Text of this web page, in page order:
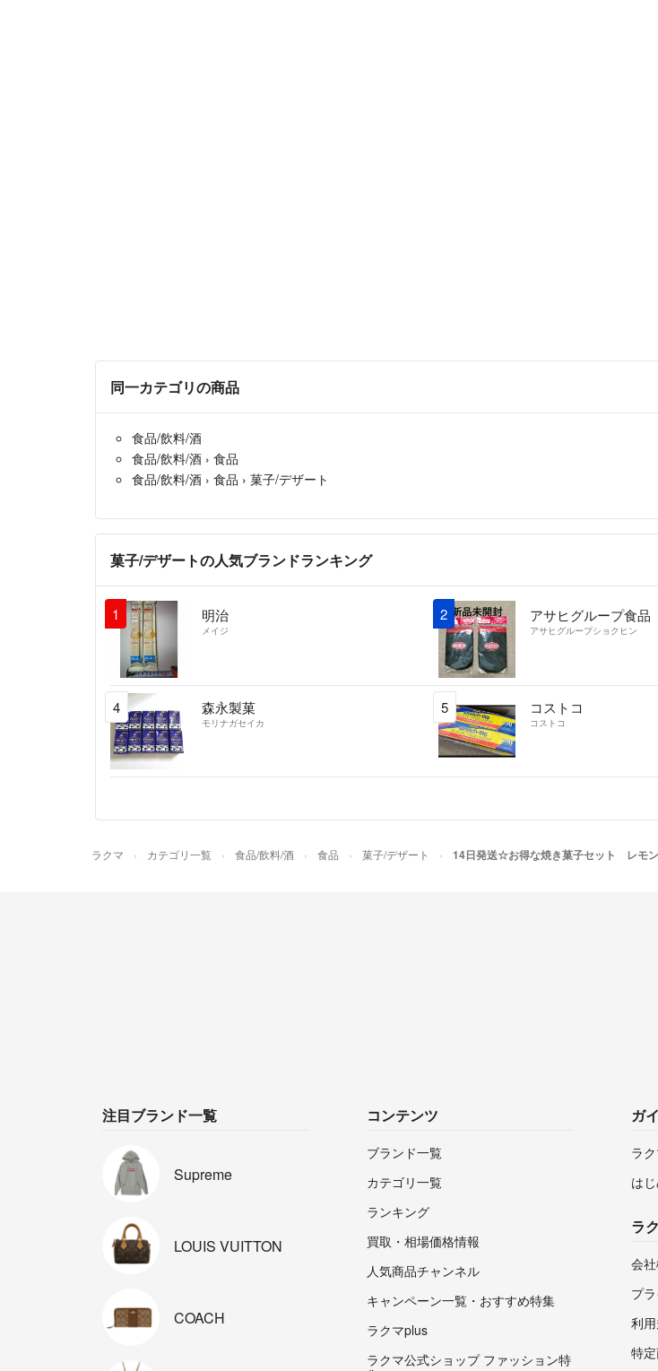
同一カテゴリの商品
食品/飲料/酒
食品/飲料/酒 › 食品
食品/飲料/酒 › 食品 › 菓子/デザート
菓子/デザートの人気ブランドランキング
1 明治
メイジ
2 アサヒグループ食品
アサヒグループショクヒン
4 森永製菓
モリナガセイカ
5 コストコ
コストコ
ラクマ カテゴリ一覧 食品/飲料/酒 食品 菓子/デザート 14日発送☆お得な焼き菓子セット レモン
注目ブランド一覧
Supreme
LOUIS VUITTON
COACH
コンテンツ
ブランド一覧
カテゴリ一覧
ランキング
買取・相場価格情報
人気商品チャンネル
キャンペーン一覧・おすすめ特集
ラクマplus
ラクマ公式ショップ ファッション特
ガ
ラ
は
ラ
会
プ
利
特